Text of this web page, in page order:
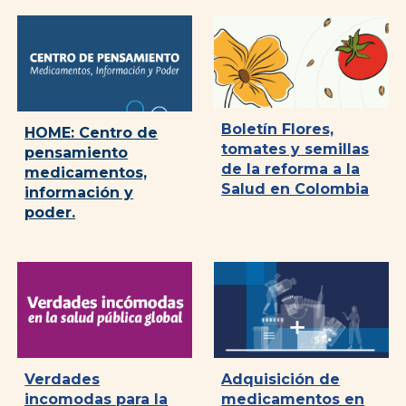
HOME: Centro de
pensamiento
medicamentos,
información y
poder.
Boletín Flores,
tomates y semillas
de la reforma a la
Salud en Colombia
Verdades
incomodas para la
Adquisición de
medicamentos en